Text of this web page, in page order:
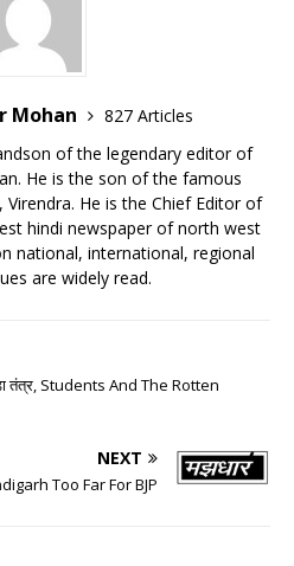
Mohan
827 Articles
of the legendary editor of
He is the son of the famous
He is the Chief Editor of
hindi newspaper of north west
national, international, regional
are widely read.
तंत्र, Students And The Rotten
NEXT
Too Far For BJP